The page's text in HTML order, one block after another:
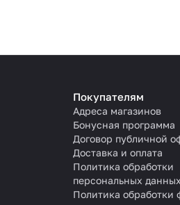
Покупателям
Адреса магазинов
Бонусная программа
Договор публичной
Доставка и оплата
Политика обработки
персональных данных
Политика обработки